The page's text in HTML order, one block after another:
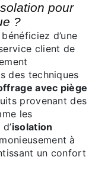
?
d’une
client de
des techniques
avec piège
provenant des
les
isolation
à
un confort